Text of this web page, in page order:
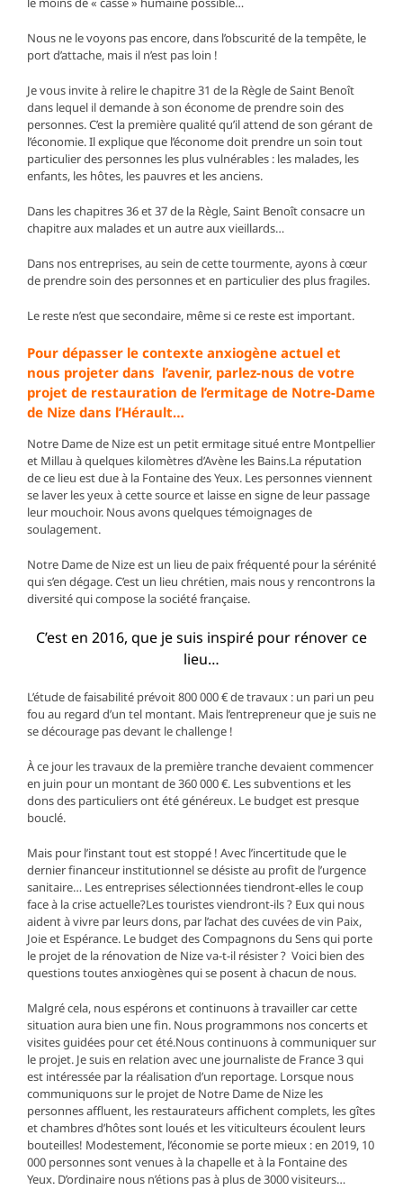
Nous ne le voyons pas encore, dans l’obscurité de la tempête, le
port d’attache, mais il n’est pas loin !
Je vous invite à relire le chapitre 31 de la Règle de Saint Benoît
dans lequel il demande à son économe de prendre soin des
personnes. C’est la première qualité qu’il attend de son gérant de
l’économie. Il explique que l’économe doit prendre un soin tout
particulier des personnes les plus vulnérables : les malades, les
enfants, les hôtes, les pauvres et les anciens.
Dans les chapitres 36 et 37 de la Règle, Saint Benoît consacre un
chapitre aux malades et un autre aux vieillards…
Dans nos entreprises, au sein de cette tourmente, ayons à cœur
de prendre soin des personnes et en particulier des plus fragiles.
Le reste n’est que secondaire, même si ce reste est important.
Pour dépasser le contexte anxiogène actuel et
nous projeter dans l’avenir, parlez-nous de votre
projet de restauration de l’ermitage de Notre-Dame
de Nize dans l’Hérault…
Notre Dame de Nize est un petit ermitage situé entre Montpellier
et Millau à quelques kilomètres d’Avène les Bains.La réputation
de ce lieu est due à la Fontaine des Yeux. Les personnes viennent
se laver les yeux à cette source et laisse en signe de leur passage
leur mouchoir. Nous avons quelques témoignages de
soulagement.
Notre Dame de Nize est un lieu de paix fréquenté pour la sérénité
qui s’en dégage. C’est un lieu chrétien, mais nous y rencontrons la
diversité qui compose la société française.
C’est en 2016, que je suis inspiré pour rénover ce
lieu…
L’étude de faisabilité prévoit 800 000 € de travaux : un pari un peu
fou au regard d’un tel montant. Mais l’entrepreneur que je suis ne
se décourage pas devant le challenge !
À ce jour les travaux de la première tranche devaient commencer
en juin pour un montant de 360 000 €. Les subventions et les
dons des particuliers ont été généreux. Le budget est presque
bouclé.
Mais pour l’instant tout est stoppé ! Avec l’incertitude que le
dernier financeur institutionnel se désiste au profit de l’urgence
sanitaire… Les entreprises sélectionnées tiendront-elles le coup
face à la crise actuelle?Les touristes viendront-ils ? Eux qui nous
aident à vivre par leurs dons, par l’achat des cuvées de vin Paix,
Joie et Espérance. Le budget des Compagnons du Sens qui porte
le projet de la rénovation de Nize va-t-il résister ? Voici bien des
questions toutes anxiogènes qui se posent à chacun de nous.
Malgré cela, nous espérons et continuons à travailler car cette
situation aura bien une fin. Nous programmons nos concerts et
visites guidées pour cet été.Nous continuons à communiquer sur
le projet. Je suis en relation avec une journaliste de France 3 qui
est intéressée par la réalisation d’un reportage. Lorsque nous
communiquons sur le projet de Notre Dame de Nize les
personnes affluent, les restaurateurs affichent complets, les gîtes
et chambres d’hôtes sont loués et les viticulteurs écoulent leurs
bouteilles! Modestement, l’économie se porte mieux : en 2019, 10
000 personnes sont venues à la chapelle et à la Fontaine des
Yeux. D’ordinaire nous n’étions pas à plus de 3000 visiteurs…